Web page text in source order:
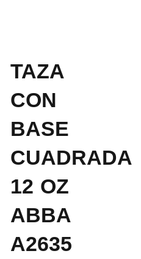
TAZA
CON
BASE
CUADRADA
12 OZ
ABBA
A2635